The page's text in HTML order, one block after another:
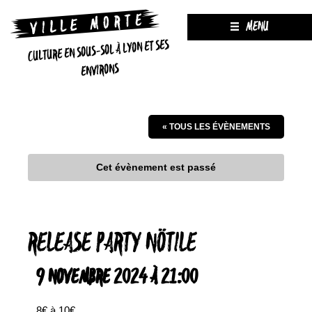
CULTURE EN SOUS-SOL À LYON ET SES
ENVIRONS
MENU
« TOUS LES ÉVÈNEMENTS
Cet évènement est passé
RELEASE PARTY NÖTILE
9 NOVEMBRE 2024 À 21:00